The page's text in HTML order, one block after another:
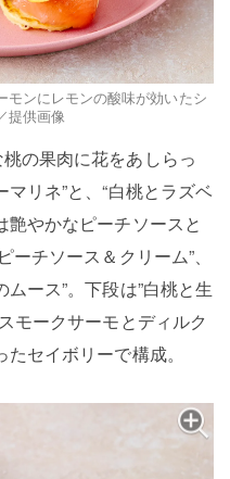
ンにレモンの酸味が効いたシ
提供画像
の果肉に花をあしらっ
リネ”と、“白桃とラズベ
艶やかなピーチソースと
チソース＆クリーム”、
ース”。下段は”白桃と生
モークサーモとディルク
セイボリーで構成。